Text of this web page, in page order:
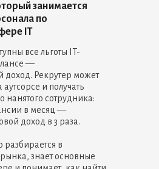
все льготы IT-
—
доход. Рекрутер может
и получать
нанятого сотрудника:
в месяц —
доход в 3 раза.
разбирается в
знает основные
занимается
по
IT